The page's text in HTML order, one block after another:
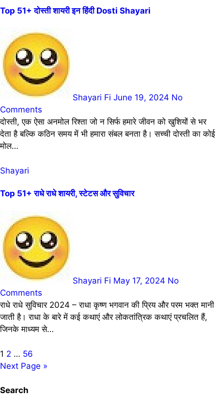
Top 51+ दोस्ती शायरी इन हिंदी Dosti Shayari
Shayari Fi June 19, 2024 No
Comments
दोस्ती, एक ऐसा अनमोल रिश्ता जो न सिर्फ हमारे जीवन को खुशियों से भर
देता है बल्कि कठिन समय में भी हमारा संबल बनता है। सच्ची दोस्ती का कोई
मोल…
Shayari
Top 51+ राधे राधे शायरी, स्टेटस और सुविचार
Shayari Fi May 17, 2024 No
Comments
राधे राधे सुविचार 2024 – राधा कृष्ण भगवान की प्रिय और परम भक्त मानी
जाती है। राधा के बारे में कई कथाएं और लोकतांत्रिक कथाएं प्रचलित हैं,
जिनके माध्यम से…
Posts
pagination
1 2 … 56
Next Page »
Search